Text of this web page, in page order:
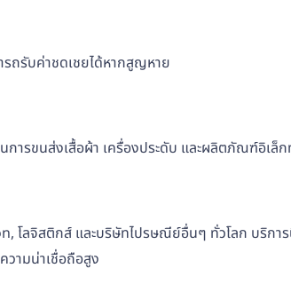
รถรับค่าชดเชยได้หากสูญหาย
การขนส่งเสื้อผ้า เครื่องประดับ และผลิตภัณฑ์อิเล็
ลจิสติกส์ และบริษัทไปรษณีย์อื่นๆ ทั่วโลก บริกา
วามน่าเชื่อถือสูง